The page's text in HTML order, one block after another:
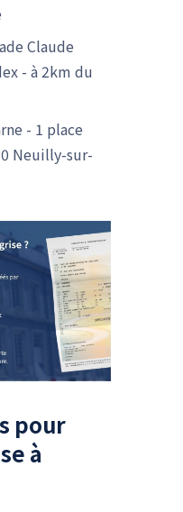
Claude
- à 2km du
- 1 place
Neuilly-sur-
pour
à